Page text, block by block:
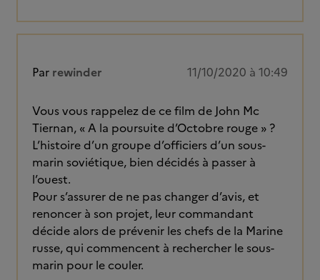
Par rewinder 11/10/2020 à 10:49
Vous vous rappelez de ce film de John Mc
Tiernan, « A la poursuite d’Octobre rouge » ?
L’histoire d’un groupe d’officiers d’un sous-
marin soviétique, bien décidés à passer à
l’ouest.
Pour s’assurer de ne pas changer d’avis, et
renoncer à son projet, leur commandant
décide alors de prévenir les chefs de la Marine
russe, qui commencent à rechercher le sous-
marin pour le couler.